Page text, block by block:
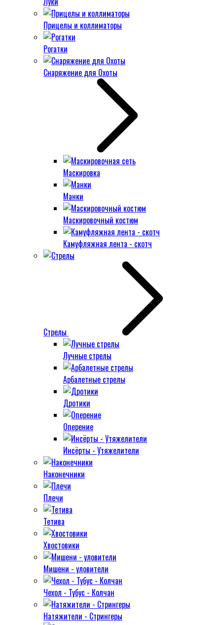
Прицелы и коллиматоры
Рогатки
Снаряжение для Охоты
Маскировка
Манки
Маскировочный костюм
Камуфляжная лента - скотч
Стрелы
Лучные стрелы
Арбалетные стрелы
Дротики
Оперение
Инсёрты - Утяжелители
Наконечники
Плечи
Тетива
Хвостовики
Мишени - уловители
Чехол - Тубус - Колчан
Натяжители - Стрингеры